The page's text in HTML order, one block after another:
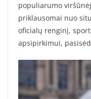
populiarumo
priklausomai nuo
oficialų renginį,
apsipirkimui,